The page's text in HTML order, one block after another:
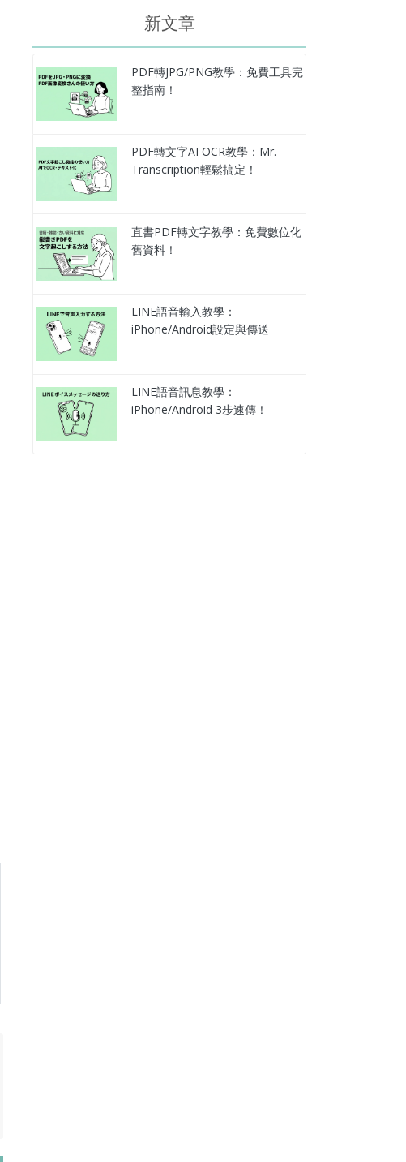
新文章
PDF轉JPG/PNG教學：免費工具完
整指南！
PDF轉文字AI OCR教學：Mr.
Transcription輕鬆搞定！
直書PDF轉文字教學：免費數位化
舊資料！
LINE語音輸入教學：
iPhone/Android設定與傳送
LINE語音訊息教學：
iPhone/Android 3步速傳！